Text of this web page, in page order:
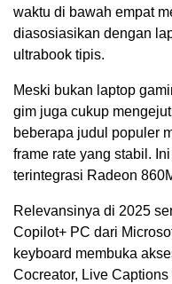
waktu di bawah empat
diasosiasikan dengan
ultrabook tipis.
Meski bukan laptop
gim juga cukup
beberapa judul populer
frame rate yang stabil.
terintegrasi Radeon
Relevansinya di 2025
Copilot+ PC dari
keyboard membuka
Cocreator, Live